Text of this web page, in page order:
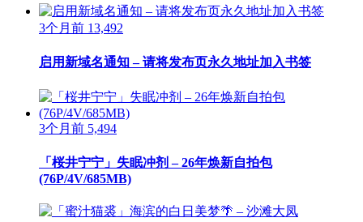
3个月前 13,492
启用新域名通知 – 请将发布页永久地址加入书签
3个月前 5,494
「桜井宁宁」失眠冲剂 – 26年焕新自拍包
(76P/4V/685MB)